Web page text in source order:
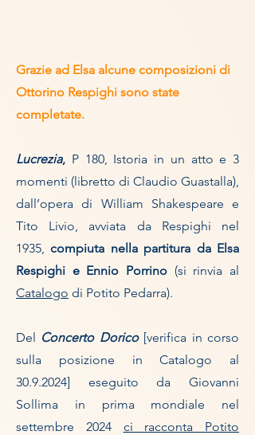
Grazie ad Elsa alcune composizioni di
Ottorino Respighi sono state
completate.
Lucrezia, P 180, Istoria in un atto e 3
momenti (libretto di Claudio Guastalla),
dall’opera di William Shakespeare e
Tito Livio, avviata da Respighi nel
1935,compiuta nella partitura da Elsa
Respighi e Ennio Porrino (si rinvia al
Catalogo di Potito Pedarra).
Del Concerto Dorico [verifica in corso
sulla posizione in Catalogo al
30.9.2024]
eseguito da Giovanni
Sollima in prima mondiale nel
settembre 2024 ci racconta Potito